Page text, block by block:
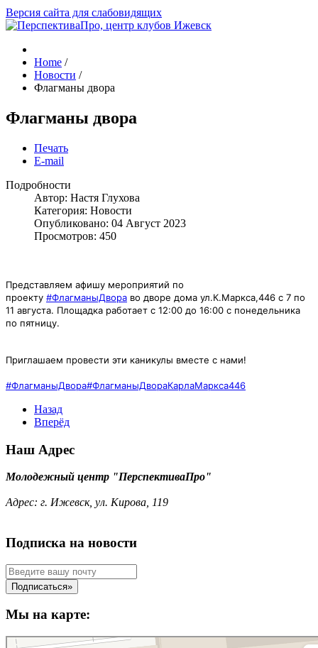
Версия сайта для слабовидящих
Home /
Новости /
Флагманы двора
Флагманы двора
Печать
E-mail
Подробности
Автор: Настя Глухова
Категория: Новости
Опубликовано: 04 Август 2023
Просмотров: 450
Представляем афишу мероприятий по
проекту #ФлагманыДвора во дворе дома ул.К.Маркса,446 с 7 по
11 августа. Площадка работает с 12:00 до 16:00 с понедельника
по пятницу.
Приглашаем провести эти каникулы вместе с нами!
#ФлагманыДвора#ФлагманыДвораКарлаМаркса446
Назад
Вперёд
Наш Адрес
Молодежный центр "ПерспективаПро"
Адрес: г. Ижевск, ул. Кирова, 119
Подписка на новости
Мы на карте: